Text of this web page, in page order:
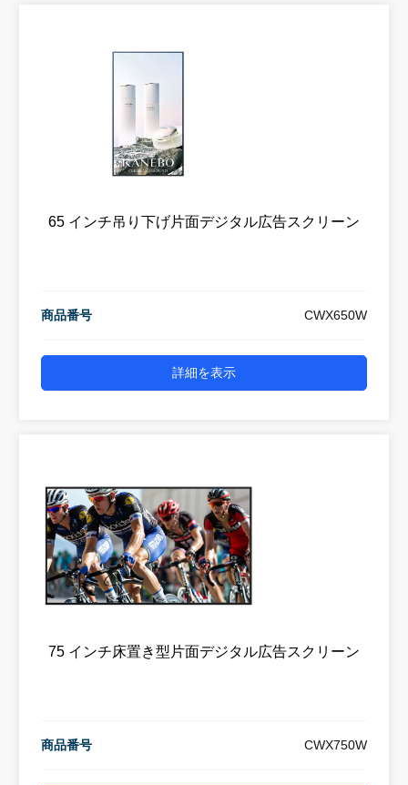
65 インチ吊り下げ片面デジタル広告スクリーン
商品番号 CWX650W
詳細を表示
75 インチ床置き型片面デジタル広告スクリーン
商品番号 CWX750W